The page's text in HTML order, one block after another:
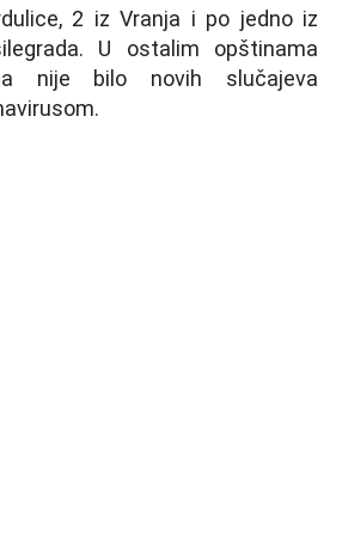
2 iz Vranja i po jedno iz
U ostalim opštinama
nije bilo novih slučajeva